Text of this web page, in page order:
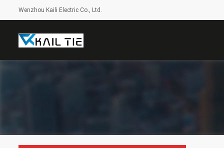
Wenzhou Kaili Electric Co., Ltd.